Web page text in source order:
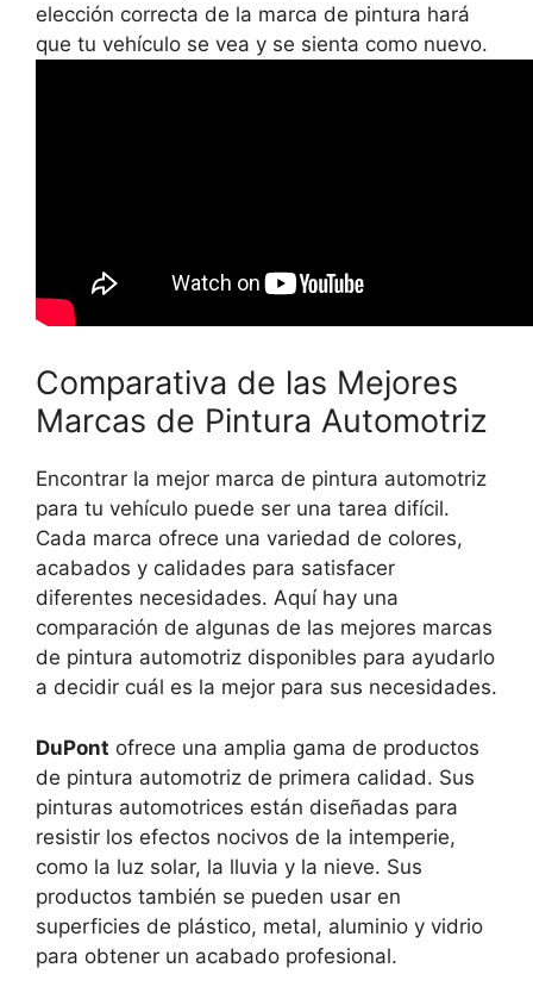
elección correcta de la marca de pintura hará
que tu vehículo se vea y se sienta como nuevo.
Comparativa de las Mejores
Marcas de Pintura Automotriz
Encontrar la mejor marca de pintura automotriz
para tu vehículo puede ser una tarea difícil.
Cada marca ofrece una variedad de colores,
acabados y calidades para satisfacer
diferentes necesidades. Aquí hay una
comparación de algunas de las mejores marcas
de pintura automotriz disponibles para ayudarlo
a decidir cuál es la mejor para sus necesidades.
DuPont ofrece una amplia gama de productos
de pintura automotriz de primera calidad. Sus
pinturas automotrices están diseñadas para
resistir los efectos nocivos de la intemperie,
como la luz solar, la lluvia y la nieve. Sus
productos también se pueden usar en
superficies de plástico, metal, aluminio y vidrio
para obtener un acabado profesional.